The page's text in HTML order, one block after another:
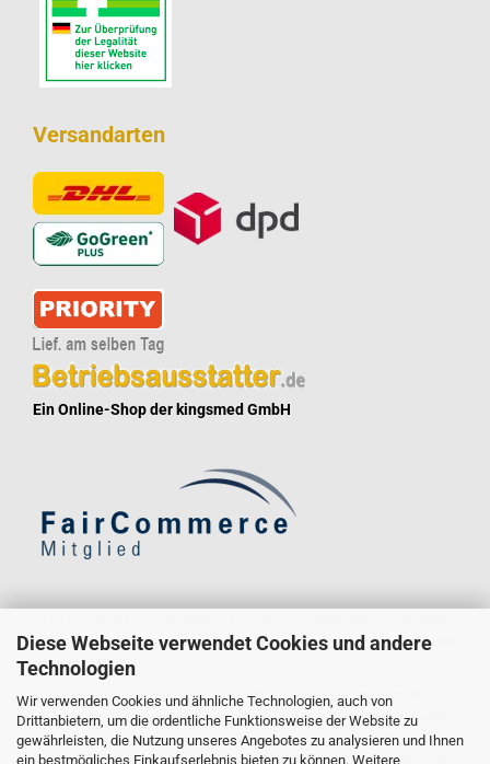
Diese Webseite verwendet Cookies und andere
Technologien
Wir verwenden Cookies und ähnliche Technologien, auch von
Drittanbietern, um die ordentliche Funktionsweise der Website zu
gewährleisten, die Nutzung unseres Angebotes zu analysieren und Ihnen
ein bestmögliches Einkaufserlebnis bieten zu können. Weitere
Versandarten
Ein Online-Shop der kingsmed GmbH
könnten von Verbrauchern stammen, die die Ware oder Dienstleistung gar nicht erworben
oder genutzt haben.
* GoGreen Plus ist ein Service, der die Dekarbonisierungsmaßnahmen innerhalb des
Logistiknetzwerks von Deutsche Post und DHL unterstützt. Durch den Einsatz alternativer
Kraftstoffe und Technologien reduziert Deutsche Post und DHL den Verbrauch fossiler
Kraftstoffe im Transportmodus und in Gebäuden, die für die GoGreen Plus-Sendungen